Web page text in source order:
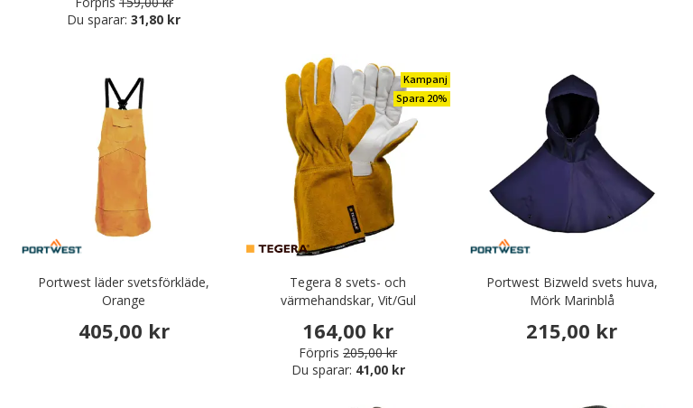
Du sparar:31,80 kr
Portwest läder svetsförkläde,
Orange
405,00 kr
Kampanj
Spara 20%
Tegera 8 svets- och
värmehandskar, Vit/Gul
164,00 kr
Förpris 205,00 kr
Du sparar: 41,00 kr
Portwest Bizweld svets huva,
Mörk Marinblå
215,00 kr